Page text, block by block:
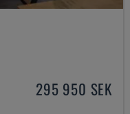
295 950 SEK